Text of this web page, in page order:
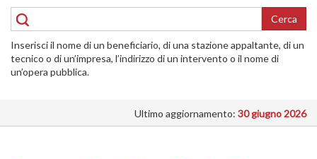
DELLE
ABITAZIONI
RICOSTRUZIONE
ATTIVITÀ
INTERVENTI
Cerca
Inserisci il nome di un beneficiario, di una stazione appaltante, di un
tecnico o di un’impresa, l’indirizzo di un intervento o il nome di
un’opera pubblica.
Ultimo aggiornamento: 30 giugno 2026